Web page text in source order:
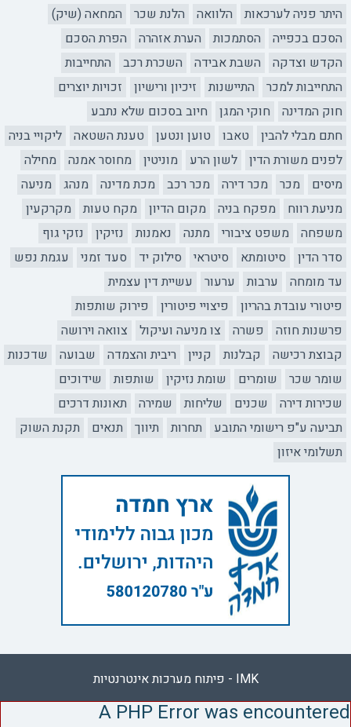
היתר פניה לערכאות
הלוואה הלנת שכר
המחאה (שיק)
הסכם בכפייה
הסתמכות הערת אזהרה
הפרת הסכם
הקדש וצדקה
השבת אבידה השכרת רכב
התחייבות
התחייבות למכר
התיישנות זיכיון ורישיון
זכויות יוצרים
חוק המדינה
חוקי המגן
חיוב בסכום שלא נתבע
חתם מבלי להבין
טאבו טוען ונטען טענת השטאה
ליקויי בניה
לפנים משורת הדין
לשון הרע מוניטין מחוסר אמנה
מחילה
מיסים
מכר מכר דירה מכר רכב מכת מדינה מנהג
מניעה
מניעת רווח
מפקח בניה מקום הדיון מקח טעות
מקרקעין
משפחה
משפט ציבורי מתנה נאמנות נזיקין
נזקי גוף
סדר הדין
סיטומתא סיטראי סילוק יד סעד זמני
עגמת נפש
עד מומחה
ערבות ערעור
עשיית דין עצמית
פיטורי עובדת בהריון
פיצויי פיטורין
פירוק שותפות
פרשנות חוזה
פשרה צו מניעה ועיקול
צוואה וירושה
קבוצת רכישה
קבלנות קניין ריבית והצמדה שבועה
שדכנות
שומר שכר
שומרים שומת נזיקין שותפות
שידוכים
שכירות דירה
שכנים שליחות שמירה
תאונות דרכים
תביעה ע"פ רישומי התובע
תחרות תיווך תנאים
תקנת השוק
תשלומי איזון
IMK - פיתוח מערכות אינטרנטיות
A PHP Error was encountered